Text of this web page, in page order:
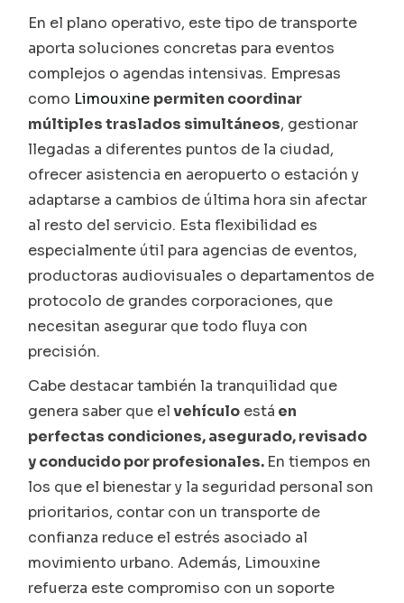
En el plano operativo, este tipo de transporte
aporta soluciones concretas para eventos
complejos o agendas intensivas. Empresas
como Limouxine permiten coordinar
múltiples traslados simultáneos, gestionar
llegadas a diferentes puntos de la ciudad,
ofrecer asistencia en aeropuerto o estación y
adaptarse a cambios de última hora sin afectar
al resto del servicio. Esta flexibilidad es
especialmente útil para agencias de eventos,
productoras audiovisuales o departamentos de
protocolo de grandes corporaciones, que
necesitan asegurar que todo fluya con
precisión.
Cabe destacar también la tranquilidad que
genera saber que elvehículo está en
perfectas condiciones, asegurado, revisado
y conducido por profesionales. En tiempos en
los que el bienestar y la seguridad personal son
prioritarios, contar con un transporte de
confianza reduce el estrés asociado al
movimiento urbano. Además, Limouxine
refuerza este compromiso con un soporte